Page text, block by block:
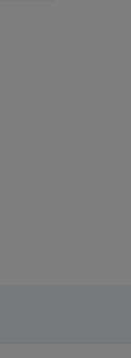
FA toevoegen